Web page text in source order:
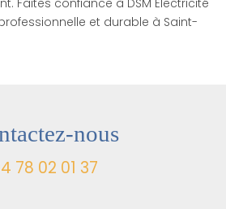
et durable à Saint-
nous
78 02 01 37